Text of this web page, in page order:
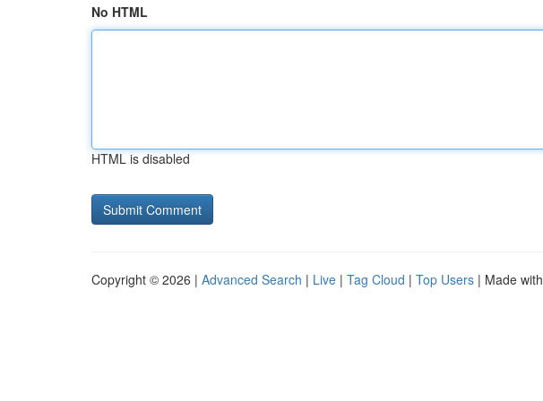
No HTML
HTML is disabled
Copyright © 2026 | Advanced Search | Live | Tag Cloud | Top Users | Made with